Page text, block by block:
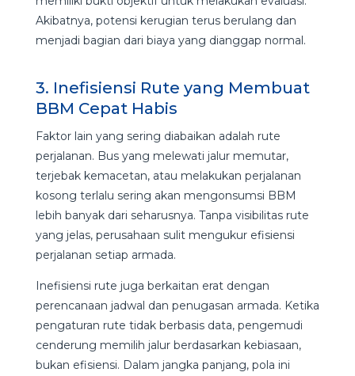
Akibatnya, potensi kerugian terus berulang dan
menjadi bagian dari biaya yang dianggap normal.
3. Inefisiensi Rute yang Membuat
BBM Cepat Habis
Faktor lain yang sering diabaikan adalah rute
perjalanan. Bus yang melewati jalur memutar,
terjebak kemacetan, atau melakukan perjalanan
kosong terlalu sering akan mengonsumsi BBM
lebih banyak dari seharusnya. Tanpa visibilitas rute
yang jelas, perusahaan sulit mengukur efisiensi
perjalanan setiap armada.
Inefisiensi rute juga berkaitan erat dengan
perencanaan jadwal dan penugasan armada. Ketika
pengaturan rute tidak berbasis data, pengemudi
cenderung memilih jalur berdasarkan kebiasaan,
bukan efisiensi. Dalam jangka panjang, pola ini